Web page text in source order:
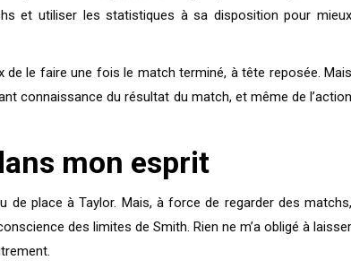
et utiliser les statistiques à sa disposition pour mieux
le faire une fois le match terminé, à tête reposée. Mais
connaissance du résultat du match, et même de l’action
mon esprit
place à Taylor. Mais, à force de regarder des matchs,
des limites de Smith. Rien ne m’a obligé à laisser